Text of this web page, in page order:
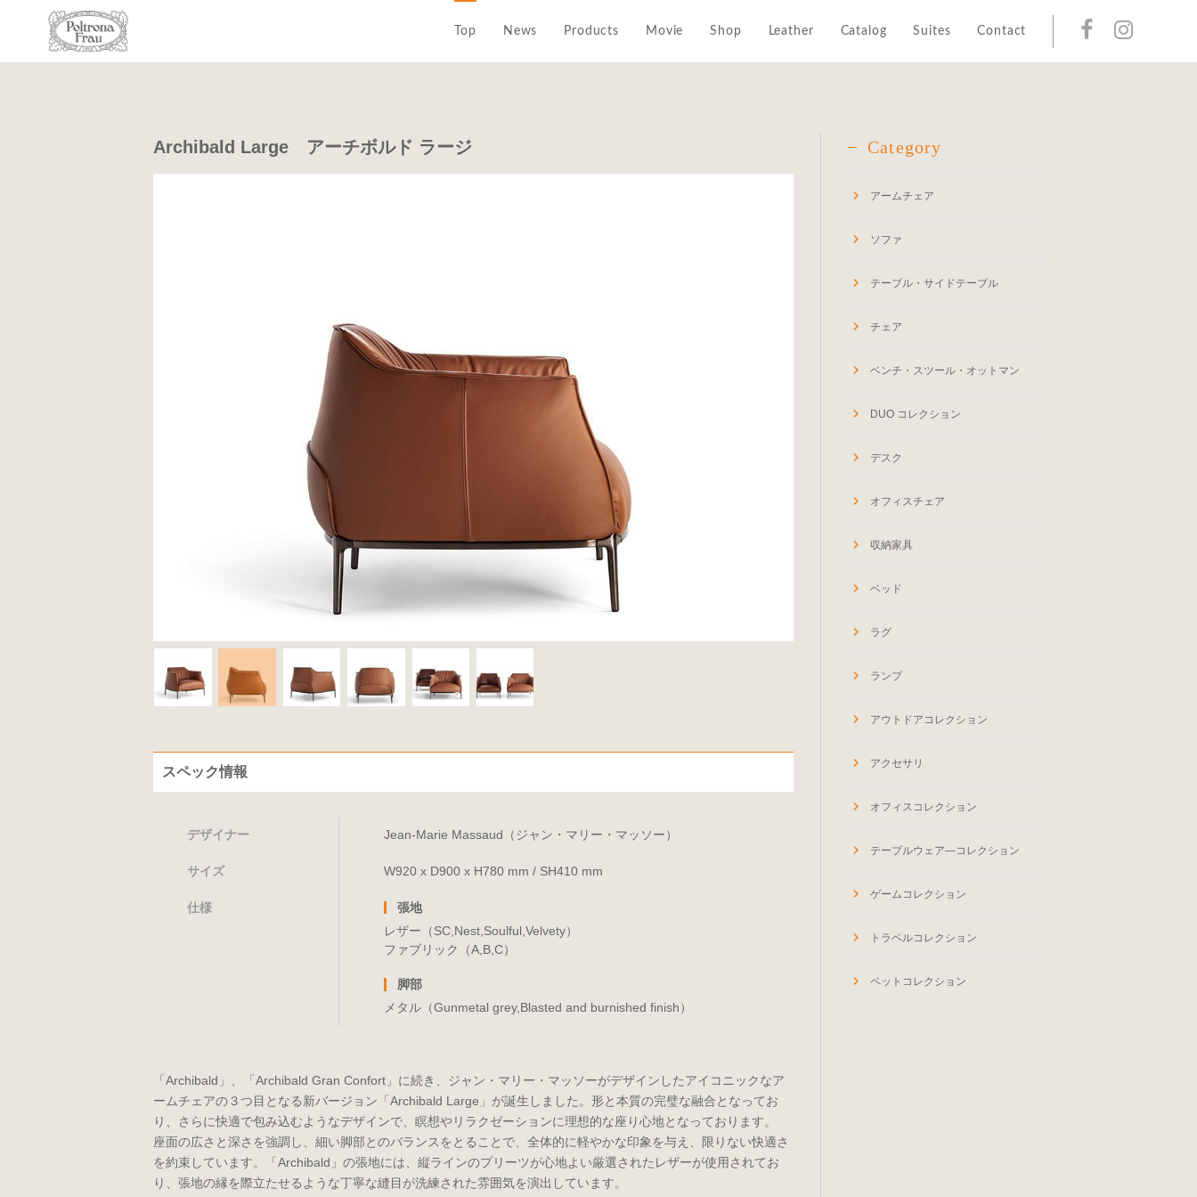
Top News Products Movie Shop Leather Catalog Suites Contact
Archibald Large アーチボルド ラージ
スペック情報
デザイナー Jean-Marie Massaud（ジャン・マリー・マッソー）
サイズ W920 x D900 x H780 mm / SH410 mm
仕様
張地
レザー（SC,Nest,Soulful,Velvety）
ファブリック（A,B,C）
脚部
メタル（Gunmetal grey,Blasted and burnished finish）
「Archibald」、「Archibald Gran Confort」に続き、ジャン・マリー・マッソーがデザインしたアイコニックなア
ームチェアの３つ目となる新バージョン「Archibald Large」が誕生しました。形と本質の完璧な融合となってお
り、さらに快適で包み込むようなデザインで、瞑想やリラクゼーションに理想的な座り心地となっております。
座面の広さと深さを強調し、細い脚部とのバランスをとることで、全体的に軽やかな印象を与え、限りない快適さ
を約束しています。「Archibald」の張地には、縦ラインのプリーツが心地よい厳選されたレザーが使用されてお
り、張地の縁を際立たせるような丁寧な縫目が洗練された雰囲気を演出しています。
Category
アームチェア
ソファ
テーブル・サイドテーブル
チェア
ベンチ・スツール・オットマン
DUO コレクション
デスク
オフィスチェア
収納家具
ベッド
ラグ
ランプ
アウトドアコレクション
アクセサリ
オフィスコレクション
テーブルウェア―コレクション
ゲームコレクション
トラベルコレクション
ペットコレクション